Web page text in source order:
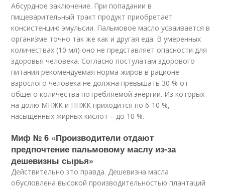
Абсурдное заключение. При попадании в
пищеварительный тракт продукт приобретает
консистенцию эмульсии. Пальмовое масло усваивается в
организме точно так же как и другая еда. В умеренных
количествах (10 мл) оно не представляет опасности для
здоровья человека. Согласно постулатам здорового
питания рекомендуемая норма жиров в рационе
взрослого человека не должна превышать 30 % от
общего количества потребляемой энергии. Из которых
на долю МНЖК и ПНЖК приходится по 6-10 %,
насыщенных жирных кислот – до 10 %.
Миф № 6 «Производители отдают
предпочтение пальмовому маслу из-за
дешевизны сырья»
Действительно это правда. Дешевизна масла
обусловлена высокой производительностью плантаций